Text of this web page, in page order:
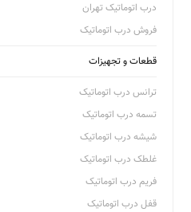
درب اتوماتیک تهران
فروش درب اتوماتیک
قطعات و تجهیزات
ترانس درب اتوماتیک
تسمه درب اتوماتیک
شیشه درب اتوماتیک
غلطک درب اتوماتیک
فریم درب اتوماتیک
قفل درب اتوماتیک